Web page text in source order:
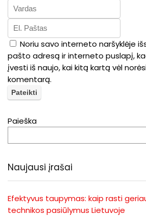
Noriu savo interneto naršyklėje
pašto adresą ir interneto puslapį,
įvesti iš naujo, kai kitą kartą vėl
komentarą.
Paieška
Naujausi įrašai
Efektyvus taupymas: kaip rasti
technikos pasiūlymus Lietuvoje